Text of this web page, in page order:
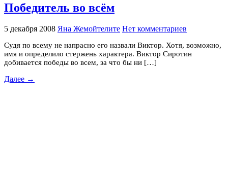
Победитель во всём
5 декабря 2008 Яна Жемойтелите Нет комментариев
Судя по всему не напрасно его назвали Виктор. Хотя, возможно,
имя и определило стержень характера. Виктор Сиротин
добивается победы во всем, за что бы ни […]
Далее →